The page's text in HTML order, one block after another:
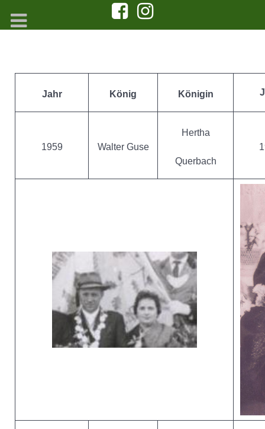
Jahr König Königin
1959 Walter Guse
Hertha
Querbach